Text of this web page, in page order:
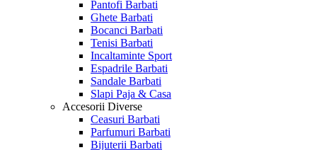
Pantofi Barbati
Ghete Barbati
Bocanci Barbati
Tenisi Barbati
Incaltaminte Sport
Espadrile Barbati
Sandale Barbati
Slapi Paja & Casa
Accesorii Diverse
Ceasuri Barbati
Parfumuri Barbati
Bijuterii Barbati